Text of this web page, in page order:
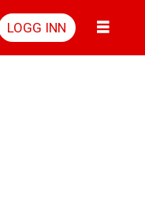
LOGG INN